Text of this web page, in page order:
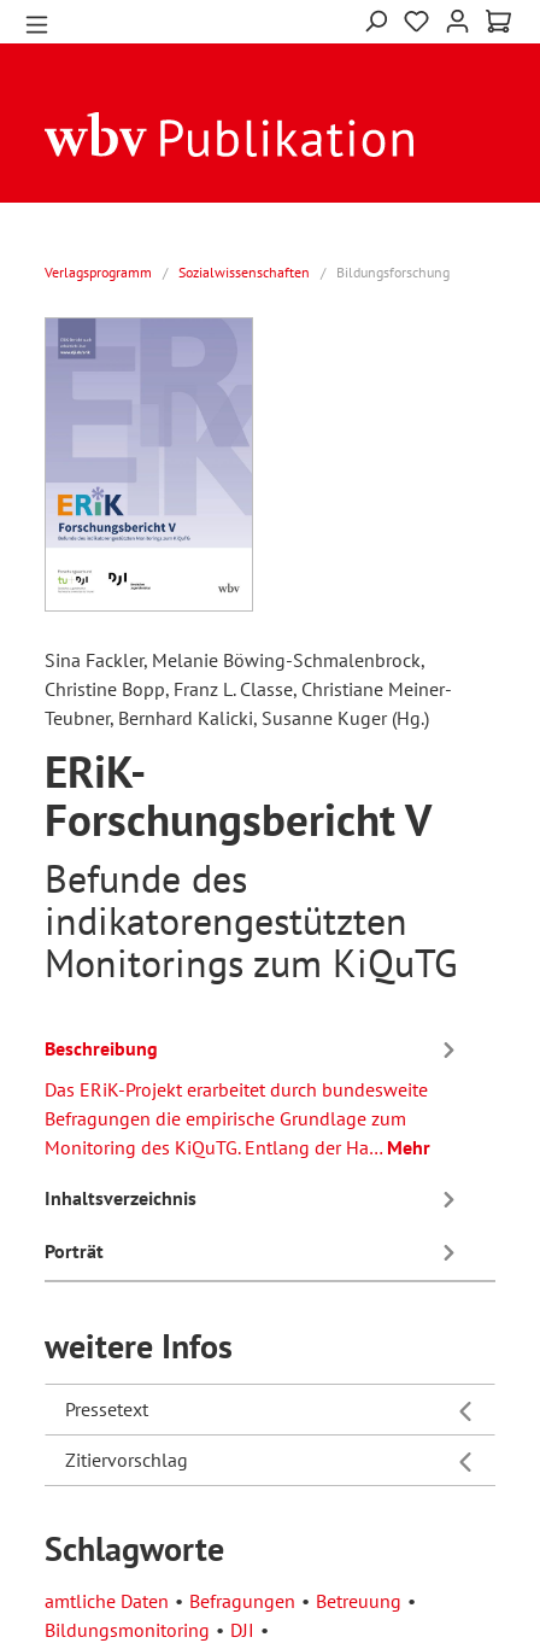
Verlagsprogramm / Sozialwissenschaften / Bildungsforschung
Sina Fackler, Melanie Böwing-Schmalenbrock,
Christine Bopp, Franz L. Classe, Christiane Meiner-
Teubner, Bernhard Kalicki, Susanne Kuger (Hg.)
ERiK-
Forschungsbericht V
Befunde des
indikatorengestützten
Monitorings zum KiQuTG
Beschreibung
Das ERiK-Projekt erarbeitet durch bundesweite
Befragungen die empirische Grundlage zum
Monitoring des KiQuTG. Entlang der Ha… Mehr
Inhaltsverzeichnis
Porträt
weitere Infos
Pressetext
Zitiervorschlag
Schlagworte
amtliche Daten Befragungen
Betreuung
Bildungsmonitoring
DJI